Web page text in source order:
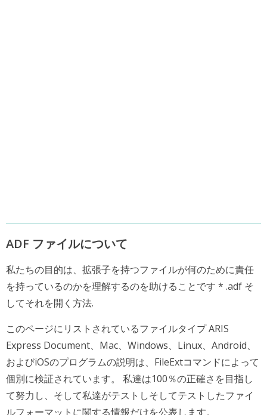
ADF ファイルについて
私たちの目的は、拡張子を持つファイルが何のために責任
を持っているのかを理解するのを助けることです * .adf そ
してそれを開く方法.
このページにリストされているファイルタイプ ARIS
Express Document、Mac、Windows、Linux、Android、
およびiOSのプログラムの説明は、FileExtコマンドによって
個別に検証されています。 私達は100％の正確さを目指し
て努力し、そして私達がテストしそしてテストしたファイ
ルフォーマットに関する情報だけを公表します。